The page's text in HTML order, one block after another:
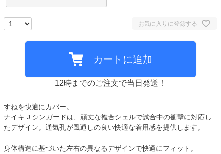
お気に入りに登録する
カートに追加
12時までのご注文で当日発送！
すねを快適にカバー。
ナイキ J シンガードは、頑丈な複合シェルで試合中の衝撃に対応し
たデザイン。通気孔が風通しの良い快適な着用感を提供します。
身体構造に基づいた左右の異なるデザインで快適にフィット。